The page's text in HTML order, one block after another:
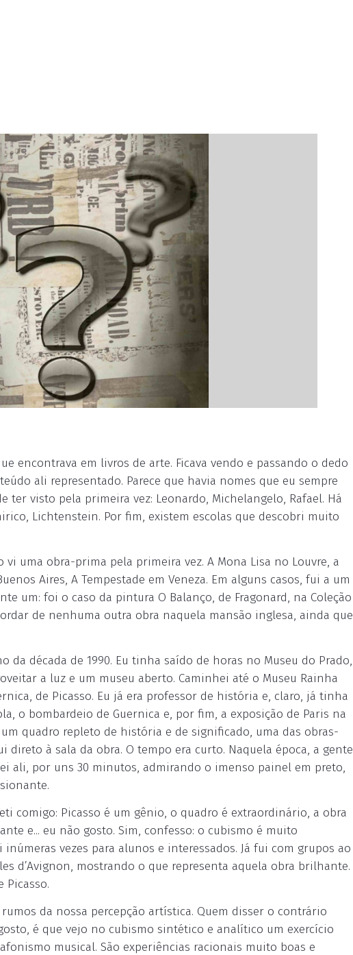
encontrava em livros de arte. Ficava vendo e passando o dedo
ali representado. Parece que havia nomes que eu sempre
ter visto pela primeira vez: Leonardo, Michelangelo, Rafael. Há
Lichtenstein. Por fim, existem escolas que descobri muito
uma obra-prima pela primeira vez. A Mona Lisa no Louvre, a
Aires, A Tempestade em Veneza. Em alguns casos, fui a um
um: foi o caso da pintura O Balanço, de Fragonard, na Coleção
de nenhuma outra obra naquela mansão inglesa, ainda que
da década de 1990. Eu tinha saído de horas no Museu do Prado,
a luz e um museu aberto. Caminhei até o Museu Rainha
de Picasso. Eu já era professor de história e, claro, já tinha
o bombardeio de Guernica e, por fim, a exposição de Paris na
quadro repleto de história e de significado, uma das obras-
direto à sala da obra. O tempo era curto. Naquela época, a gente
ali, por uns 30 minutos, admirando o imenso painel em preto,
comigo: Picasso é um gênio, o quadro é extraordinário, a obra
e... eu não gosto. Sim, confesso: o cubismo é muito
vezes para alunos e interessados. Já fui com grupos ao
d’Avignon, mostrando o que representa aquela obra brilhante.
Picasso.
da nossa percepção artística. Quem disser o contrário
é que vejo no cubismo sintético e analítico um exercício
musical. São experiências racionais muito boas e